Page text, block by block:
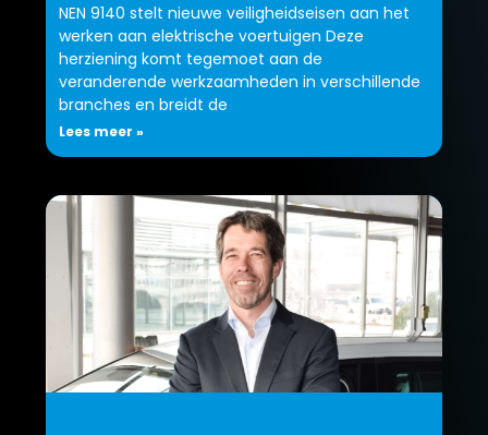
NEN 9140 stelt nieuwe veiligheidseisen aan het
werken aan elektrische voertuigen Deze
herziening komt tegemoet aan de
veranderende werkzaamheden in verschillende
branches en breidt de
Lees meer »